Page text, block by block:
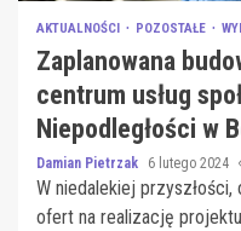
AKTUALNOŚCI POZOSTAŁE
Zaplanowana
centrum usług
Niepodległości w
Damian Pietrzak 6 lutego 2024
W niedalekiej przyszłości,
ofert na realizację